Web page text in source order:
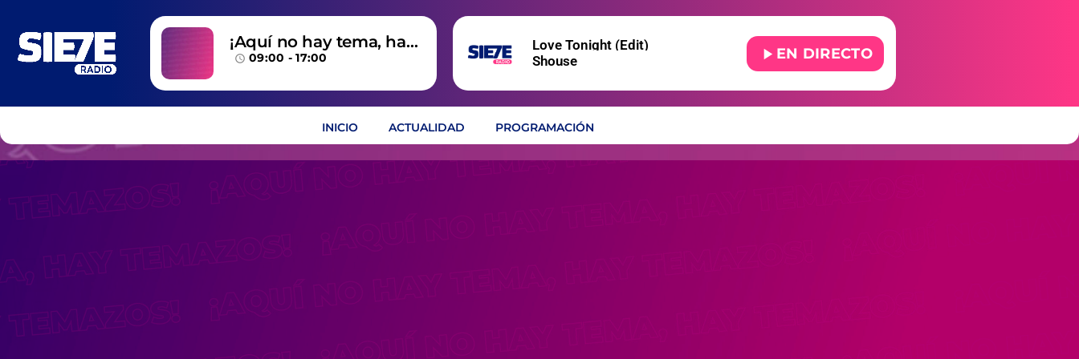
¡Aquí no hay tema, hay
temazos!
access_time 09:00 - 17:00
Love Tonight (Edit)
Shouse
play_arrow EN DIRECTO
INICIO ACTUALIDAD PROGRAMACIÓN